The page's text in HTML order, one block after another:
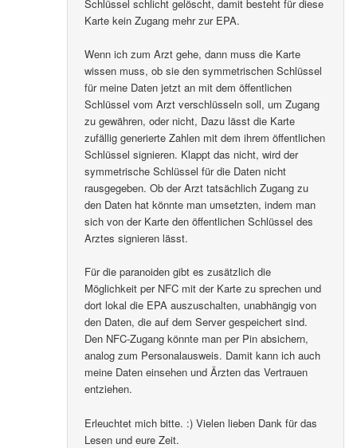
Schlüssel schlicht gelöscht, damit besteht für diese
Karte kein Zugang mehr zur EPA.
Wenn ich zum Arzt gehe, dann muss die Karte
wissen muss, ob sie den symmetrischen Schlüssel
für meine Daten jetzt an mit dem öffentlichen
Schlüssel vom Arzt verschlüsseln soll, um Zugang
zu gewähren, oder nicht, Dazu lässt die Karte
zufällig generierte Zahlen mit dem ihrem öffentlichen
Schlüssel signieren. Klappt das nicht, wird der
symmetrische Schlüssel für die Daten nicht
rausgegeben. Ob der Arzt tatsächlich Zugang zu
den Daten hat könnte man umsetzten, indem man
sich von der Karte den öffentlichen Schlüssel des
Arztes signieren lässt.
Für die paranoiden gibt es zusätzlich die
Möglichkeit per NFC mit der Karte zu sprechen und
dort lokal die EPA auszuschalten, unabhängig von
den Daten, die auf dem Server gespeichert sind.
Den NFC-Zugang könnte man per Pin absichern,
analog zum Personalausweis. Damit kann ich auch
meine Daten einsehen und Ärzten das Vertrauen
entziehen.
Erleuchtet mich bitte. :) Vielen lieben Dank für das
Lesen und eure Zeit.